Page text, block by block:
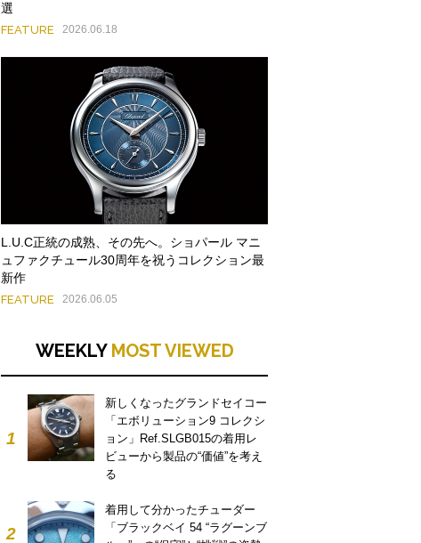
選
FEATURE 2026.06.18
L.U.C正統の成熟、その先へ。ショパール マニ
ュファクチュール30周年を祝うコレクション最
新作
FEATURE 2026.06.05
WEEKLY MOST VIEWED
1
新しくなったグランドセイコー
「エボリューション9 コレクシ
ョン」Ref.SLGB015の着用レ
ビューから製品の“価値”を考え
る
2
着用して分かったチューダー
「ブラックベイ 54 “ラグーンブ